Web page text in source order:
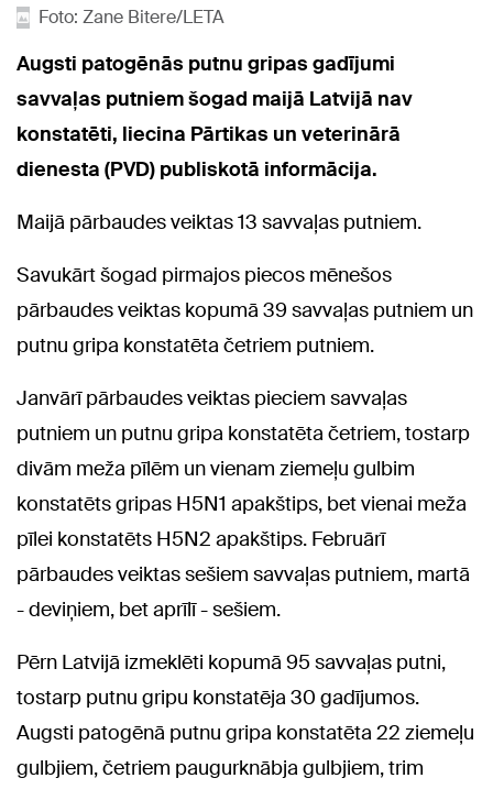
Foto: Zane Bitere/LETA
Augsti patogēnās putnu gripas gadījumi
savvaļas putniem šogad maijā Latvijā nav
konstatēti, liecina Pārtikas un veterinārā
dienesta (PVD) publiskotā informācija.
Maijā pārbaudes veiktas 13 savvaļas putniem.
Savukārt šogad pirmajos piecos mēnešos
pārbaudes veiktas kopumā 39 savvaļas putniem un
putnu gripa konstatēta četriem putniem.
Janvārī pārbaudes veiktas pieciem savvaļas
putniem un putnu gripa konstatēta četriem, tostarp
divām meža pīlēm un vienam ziemeļu gulbim
konstatēts gripas H5N1 apakštips, bet vienai meža
pīlei konstatēts H5N2 apakštips. Februārī
pārbaudes veiktas sešiem savvaļas putniem, martā
- deviņiem, bet aprīlī - sešiem.
Pērn Latvijā izmeklēti kopumā 95 savvaļas putni,
tostarp putnu gripu konstatēja 30 gadījumos.
Augsti patogēnā putnu gripa konstatēta 22 ziemeļu
gulbjiem, četriem paugurknābja gulbjiem, trim